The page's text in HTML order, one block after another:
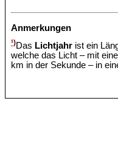
Anmerkungen
¹)Das Lichtjahr ist ein
welche das Licht – mit
km in der Sekunde – in